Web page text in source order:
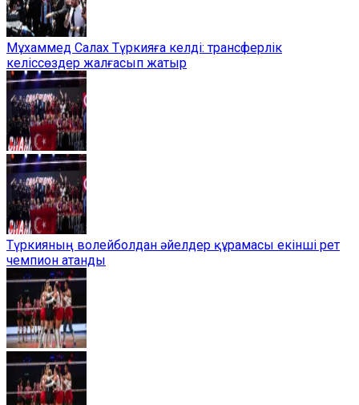
Мұхаммед Салах Түркияға келді: трансферлік
келіссөздер жалғасып жатыр
Түркияның волейболдан әйелдер құрамасы екінші рет
чемпион атанды